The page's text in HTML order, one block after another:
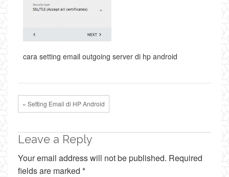
cara setting email outgoing server di hp android
« Setting Email di HP Android
Leave a Reply
Your email address will not be published. Required
fields are marked *